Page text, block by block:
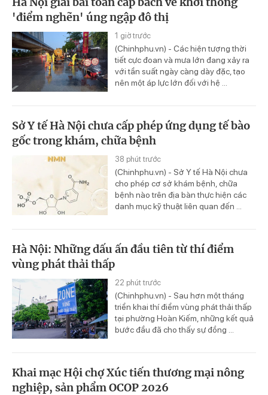
'điểm nghẽn' úng ngập đô thị
1 giờ trước
(Chinhphu.vn) - Các hiện tượng thời
tiết cực đoan và mưa lớn đang xảy ra
với tần suất ngày càng dày đặc, tạo
nên một áp lực lớn đối với hệ ...
Sở Y tế Hà Nội chưa cấp phép ứng dụng tế bào
gốc trong khám, chữa bệnh
38 phút trước
(Chinhphu.vn) - Sở Y tế Hà Nội chưa
cho phép cơ sở khám bệnh, chữa
bệnh nào trên địa bàn thực hiện các
danh mục kỹ thuật liên quan đến ...
Hà Nội: Những dấu ấn đầu tiên từ thí điểm
vùng phát thải thấp
22 phút trước
(Chinhphu.vn) - Sau hơn một tháng
triển khai thí điểm vùng phát thải thấp
tại phường Hoàn Kiếm, những kết quả
bước đầu đã cho thấy sự đồng ...
Khai mạc Hội chợ Xúc tiến thương mại nông
nghiệp, sản phẩm OCOP 2026